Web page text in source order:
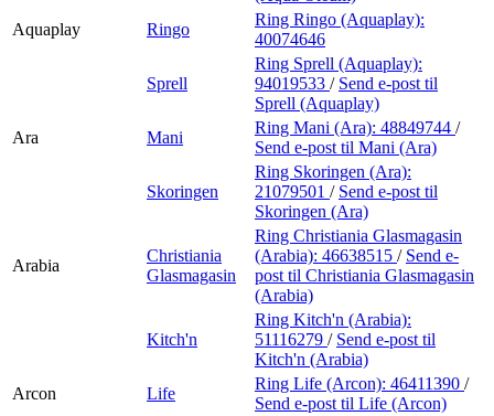
Aquaplay
Ringo
Ring Ringo (Aquaplay):
40074646
Sprell
Ring Sprell (Aquaplay):
94019533 / Send e-post til
Sprell (Aquaplay)
Ara
Mani
Ring Mani (Ara): 48849744 /
Send e-post til Mani (Ara)
Skoringen
Ring Skoringen (Ara):
21079501 / Send e-post til
Skoringen (Ara)
Arabia
Christiania
Glasmagasin
Ring Christiania Glasmagasin
(Arabia): 46638515 / Send e-
post til Christiania Glasmagasin
(Arabia)
Kitch'n
Ring Kitch'n (Arabia):
51116279 / Send e-post til
Kitch'n (Arabia)
Arcon
Life
Ring Life (Arcon): 46411390 /
Send e-post til Life (Arcon)